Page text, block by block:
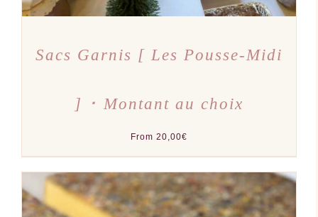
PRODUIT
Sacs Garnis [ Les Pousse-Midi
] ･ Montant au choix
From 20,00€